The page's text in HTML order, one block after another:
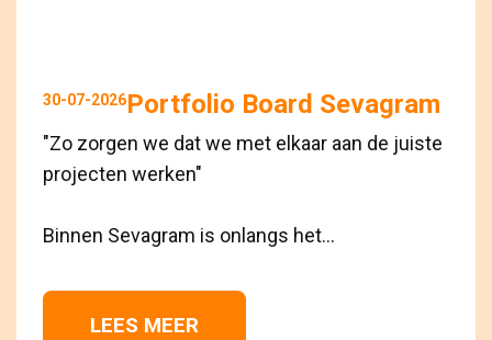
30-07-2026Portfolio Board Sevagram
"Zo zorgen we dat we met elkaar aan de juiste
projecten werken"
Binnen Sevagram is onlangs het...
LEES MEER